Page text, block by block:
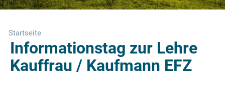
Startseite
Informationstag zur Lehre
Kauffrau / Kaufmann EFZ